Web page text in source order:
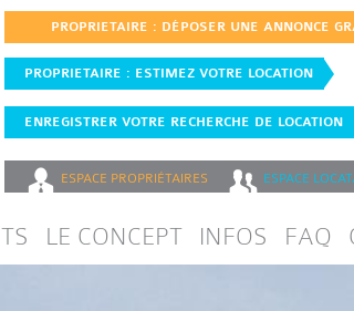
PROPRIETAIRE : DÉPOSER UNE ANNONCE
PROPRIETAIRE : ESTIMEZ VOTRE LOCATION
ENREGISTRER VOTRE RECHERCHE DE LOCATION
ESPACE PROPRIÉTAIRES ESPACE
LE CONCEPT INFOS FAQ